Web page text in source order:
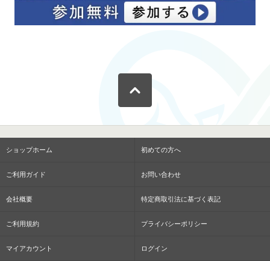
ショップホーム 初めての方へ
ご利用ガイド お問い合わせ
会社概要 特定商取引法に基づく表記
ご利用規約 プライバシーポリシー
マイアカウント ログイン